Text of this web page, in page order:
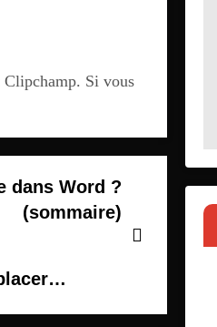
Clipchamp. Si vous
dans Word ?
(sommaire)